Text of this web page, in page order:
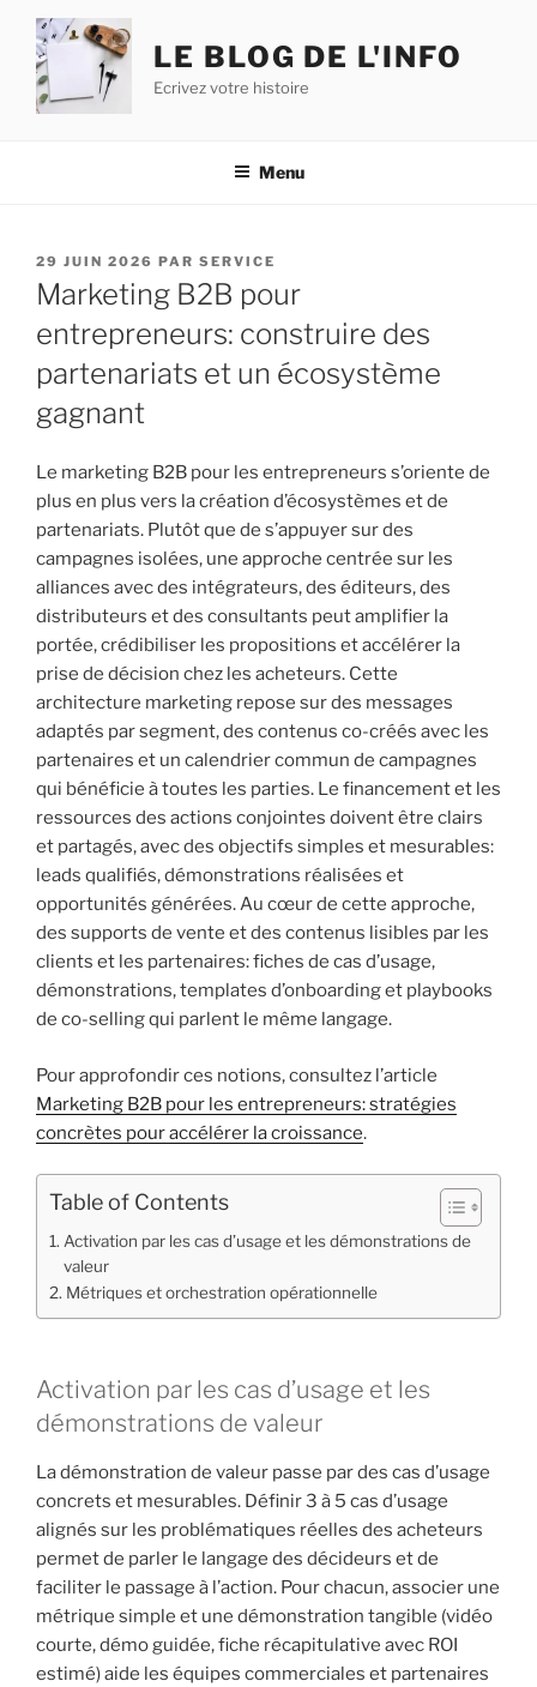
Aller
contenu
principal
LE BLOG DE L'INFO
Ecrivez votre histoire
Menu
PUBLIÉ
LE
29 JUIN 2026 PAR SERVICE
Marketing B2B pour
entrepreneurs: construire des
partenariats et un écosystème
gagnant
Le marketing B2B pour les entrepreneurs s’oriente de
plus en plus vers la création d’écosystèmes et de
partenariats. Plutôt que de s’appuyer sur des
campagnes isolées, une approche centrée sur les
alliances avec des intégrateurs, des éditeurs, des
distributeurs et des consultants peut amplifier la
portée, crédibiliser les propositions et accélérer la
prise de décision chez les acheteurs. Cette
architecture marketing repose sur des messages
adaptés par segment, des contenus co-créés avec les
partenaires et un calendrier commun de campagnes
qui bénéficie à toutes les parties. Le financement et les
ressources des actions conjointes doivent être clairs
et partagés, avec des objectifs simples et mesurables:
leads qualifiés, démonstrations réalisées et
opportunités générées. Au cœur de cette approche,
des supports de vente et des contenus lisibles par les
clients et les partenaires: fiches de cas d’usage,
démonstrations, templates d’onboarding et playbooks
de co-selling qui parlent le même langage.
Pour approfondir ces notions, consultez l’article
Marketing B2B pour les entrepreneurs: stratégies
concrètes pour accélérer la croissance.
Table of Contents
Activation par les cas d’usage et les démonstrations de
valeur
Métriques et orchestration opérationnelle
Activation par les cas d’usage et les
démonstrations de valeur
La démonstration de valeur passe par des cas d’usage
concrets et mesurables. Définir 3 à 5 cas d’usage
alignés sur les problématiques réelles des acheteurs
permet de parler le langage des décideurs et de
faciliter le passage à l’action. Pour chacun, associer une
métrique simple et une démonstration tangible (vidéo
courte, démo guidée, fiche récapitulative avec ROI
estimé) aide les équipes commerciales et partenaires